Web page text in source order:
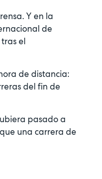
Y en la
de
el
de distancia:
del fin de
pasado a
una carrera de